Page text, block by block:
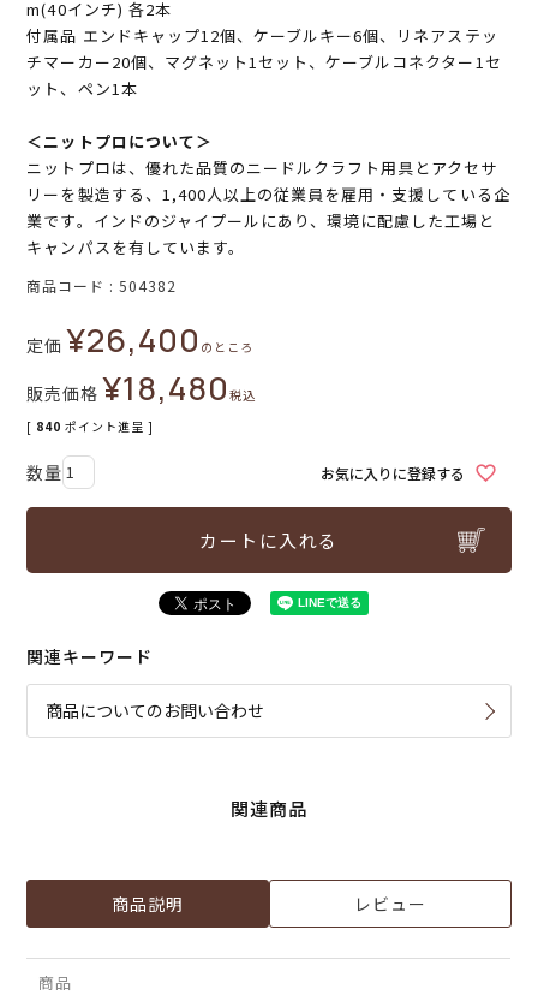
m(40インチ) 各2本
付属品 エンドキャップ12個、ケーブルキー6個、リネアステッ
チマーカー20個、マグネット1セット、ケーブルコネクター1セ
ット、ペン1本
＜ニットプロについて＞
ニットプロは、優れた品質のニードルクラフト用具とアクセサ
リーを製造する、1,400人以上の従業員を雇用・支援している企
業です。インドのジャイプールにあり、環境に配慮した工場と
キャンパスを有しています。
商品コード 504382
定価 ¥26,400 のところ
販売価格 ¥18,480税込
[ 840 ポイント進呈 ]
お気に入りに登録する
カートに入れる
関連キーワード
商品についてのお問い合わせ
関連商品
商品説明 レビュー
商品